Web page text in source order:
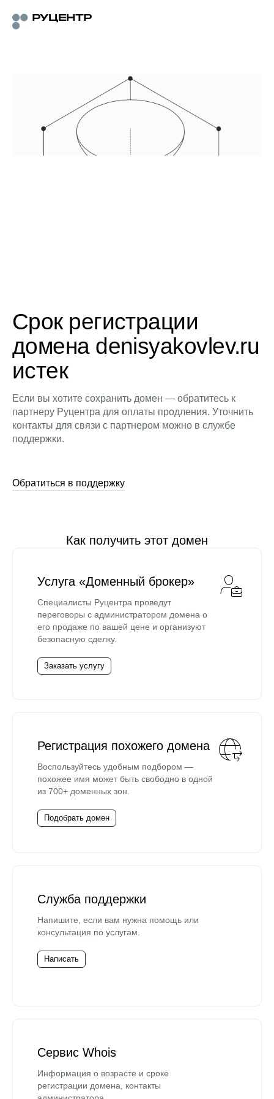
Срок регистрации
домена denisyakovlev.ru
истек
Если вы хотите сохранить домен — обратитесь к
партнеру Руцентра для оплаты продления. Уточнить
контакты для связи с партнером можно в службе
поддержки.
Обратиться в поддержку
Как получить этот домен
Услуга «Доменный брокер»
Специалисты Руцентра проведут
переговоры с администратором домена о
его продаже по вашей цене и организуют
безопасную сделку.
Заказать услугу
Регистрация похожего домена
Воспользуйтесь удобным подбором —
похожее имя может быть свободно в одной
из 700+ доменных зон.
Подобрать домен
Служба поддержки
Напишите, если вам нужна помощь или
консультация по услугам.
Написать
Сервис Whois
Информация о возрасте и сроке
регистрации домена, контакты